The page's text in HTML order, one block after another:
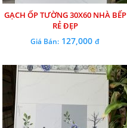
GẠCH ỐP TƯỜNG 30X60 NHÀ BẾP
RẺ ĐẸP
Giá Bán: 127,000đ